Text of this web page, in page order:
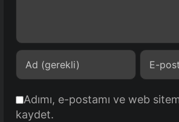
Adımı, e-postamı ve web
kaydet.